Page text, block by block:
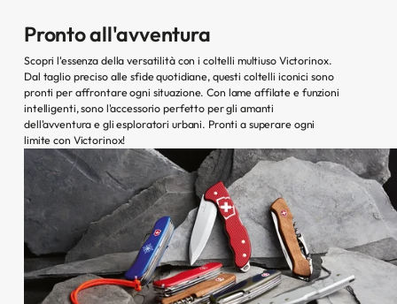
Pronto all'avventura
Scopri l'essenza della versatilità con i coltelli multiuso Victorinox.
Dal taglio preciso alle sfide quotidiane, questi coltelli iconici sono
pronti per affrontare ogni situazione. Con lame affilate e funzioni
intelligenti, sono l'accessorio perfetto per gli amanti
dell'avventura e gli esploratori urbani. Pronti a superare ogni
limite con Victorinox!